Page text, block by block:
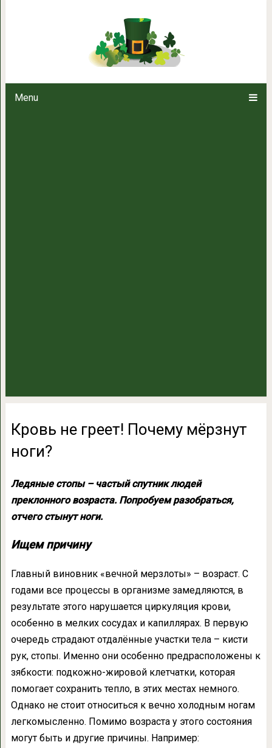
Menu
Кровь не греет!
Кровь не греет! Почему мёрзнут
ноги?
Ледяные стопы – частый спутник людей
преклонного возраста. Попробуем разобраться,
отчего стынут ноги.
Ищем причину
Главный виновник «вечной мерзлоты» – возраст. С
годами все процессы в организме замедляются, в
результате этого нарушается циркуляция крови,
особенно в мелких сосудах и капиллярах. В первую
очередь страдают отдалённые участки тела – кисти
рук, стопы. Именно они особенно предрасположены к
зябкости: подкожно-жировой клетчатки, которая
помогает сохранить тепло, в этих местах немного.
Однако не стоит относиться к вечно холодным ногам
легкомысленно. Помимо возраста у этого состояния
могут быть и другие причины. Например: